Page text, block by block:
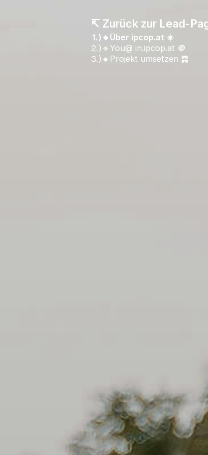
↸ Zurück zur Lead-
⒈)🔸Über ipcop.at ☀️
⒉)🔸You@ in.ipcop.at ＠
⒊)🔸Projekt umsetzen ䷴